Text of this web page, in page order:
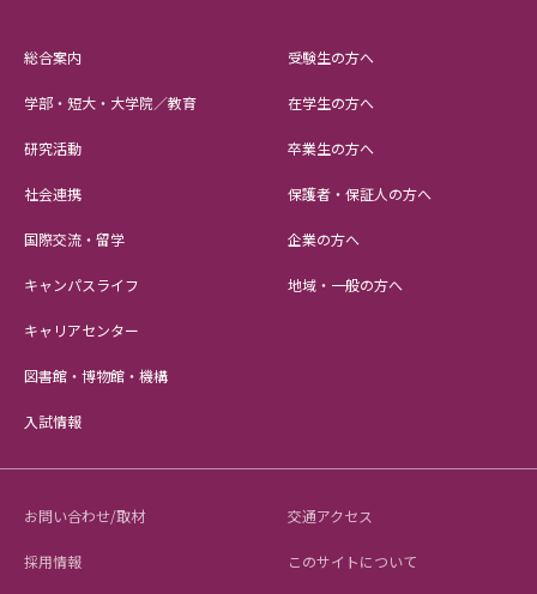
総合案内
学部・短大・大学院／教育
研究活動
社会連携
国際交流・留学
キャンパスライフ
キャリアセンター
図書館・博物館・機構
入試情報
受験生の方へ
在学生の方へ
卒業生の方へ
保護者・保証人の方へ
企業の方へ
地域・一般の方へ
お問い合わせ/取材 交通アクセス
採用情報 このサイトについて